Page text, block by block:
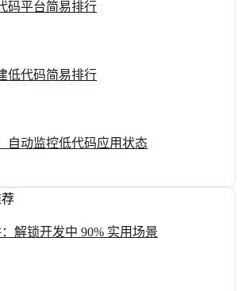
码平台简易排行
低代码简易排行
自动监控低代码应用状态
解锁开发中 90% 实用场景